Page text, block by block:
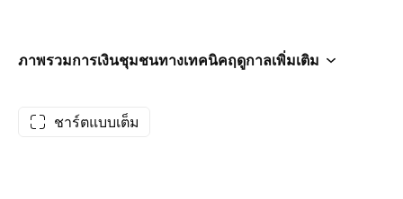
ภาพรวมการเงินชุมชนทางเทคนิคฤดูกาลเพิ่มเติม
ชาร์ตแบบเต็ม